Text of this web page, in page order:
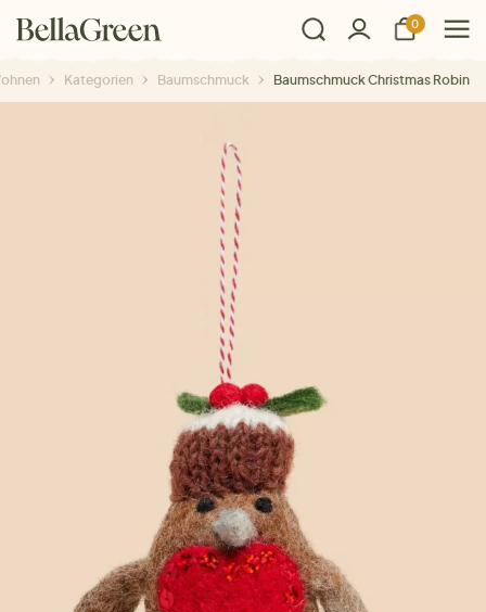
0
Kategorien Baumschmuck Baumschmuck Christmas Robin